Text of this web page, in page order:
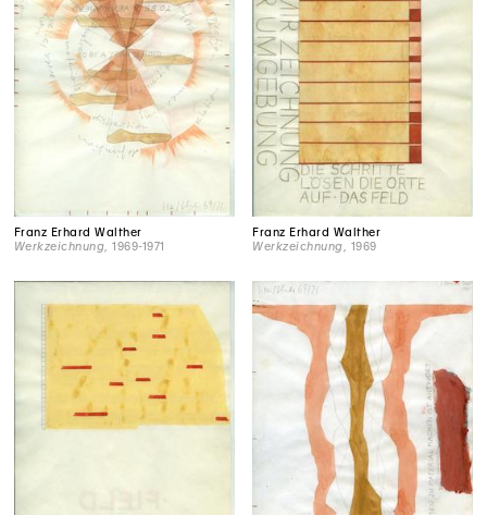
Franz Erhard Walther
Werkzeichnung , 1969-1971
Franz Erhard Walther
Werkzeichnung , 1969